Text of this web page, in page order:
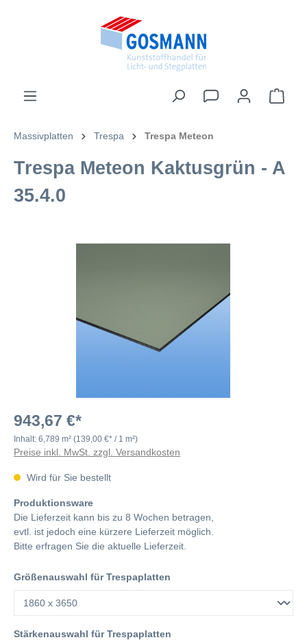
Massivplatten Trespa Trespa Meteon
Trespa Meteon Kaktusgrün - A
35.4.0
943,67 €*
Inhalt: 6,789 m² (139,00 €* / 1 m²)
Preise inkl. MwSt. zzgl. Versandkosten
Wird für Sie bestellt
Produktionsware
Die Lieferzeit kann bis zu 8 Wochen betragen,
evtl. ist jedoch eine kürzere Lieferzeit möglich.
Bitte erfragen Sie die aktuelle Lieferzeit.
Größenauswahl für Trespaplatten
Stärkenauswahl für Trespaplatten